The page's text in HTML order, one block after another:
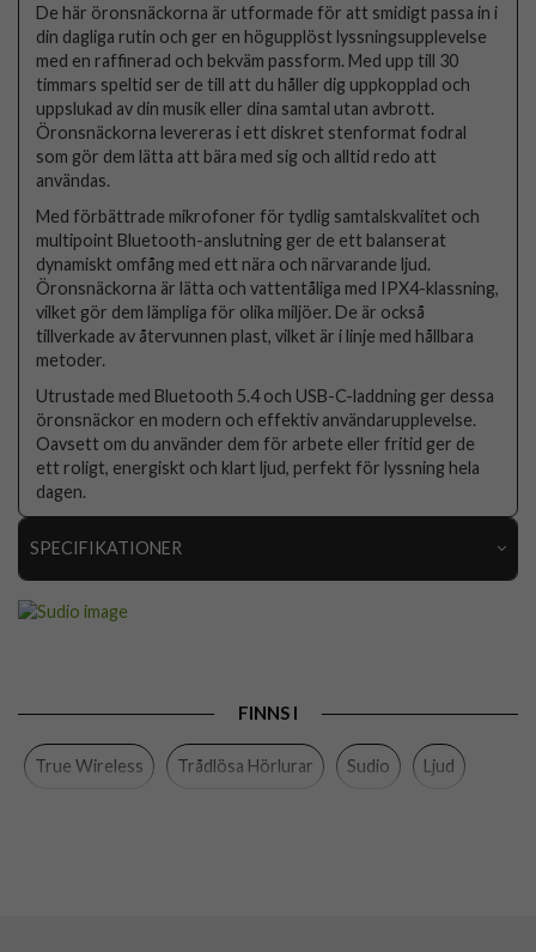
De här öronsnäckorna är utformade för att smidigt passa in i
din dagliga rutin och ger en högupplöst lyssningsupplevelse
med en raffinerad och bekväm passform. Med upp till 30
timmars speltid ser de till att du håller dig uppkopplad och
uppslukad av din musik eller dina samtal utan avbrott.
Öronsnäckorna levereras i ett diskret stenformat fodral
som gör dem lätta att bära med sig och alltid redo att
användas.
Med förbättrade mikrofoner för tydlig samtalskvalitet och
multipoint Bluetooth-anslutning ger de ett balanserat
dynamiskt omfång med ett nära och närvarande ljud.
Öronsnäckorna är lätta och vattentåliga med IPX4-klassning,
vilket gör dem lämpliga för olika miljöer. De är också
tillverkade av återvunnen plast, vilket är i linje med hållbara
metoder.
Utrustade med Bluetooth 5.4 och USB-C-laddning ger dessa
öronsnäckor en modern och effektiv användarupplevelse.
Oavsett om du använder dem för arbete eller fritid ger de
ett roligt, energiskt och klart ljud, perfekt för lyssning hela
dagen.
SPECIFIKATIONER
Varumärke Sudio
FINNS I
True Wireless Trådlösa Hörlurar Sudio Ljud